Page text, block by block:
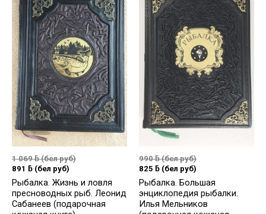
1 069ƃ(бел руб)
891 ƃ (бел руб)
Рыбалка. Жизнь и ловля
пресноводных рыб. Леонид
Сабанеев (подарочная
990ƃ(бел руб)
825 ƃ (бел руб)
Рыбалка. Большая
энциклопедия рыбалки.
Илья Мельников